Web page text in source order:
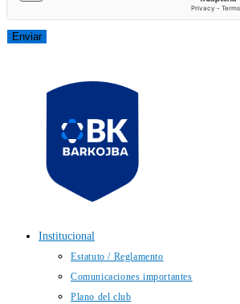
Enviar
Institucional
Estatuto / Reglamento
Comunicaciones importantes
Plano del club